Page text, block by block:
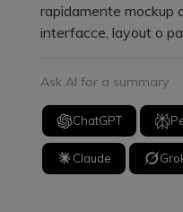
rapidamente mockup
interfacce, layout o
Ask AI for a summary
ChatGPT
Claude